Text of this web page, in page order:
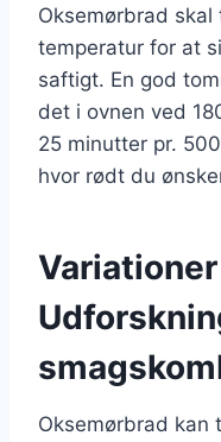
Oksemørbrad
temperatur for at
saftigt. En god
det i ovnen ved
25 minutter pr.
hvor rødt du
Oksemørbrad kan